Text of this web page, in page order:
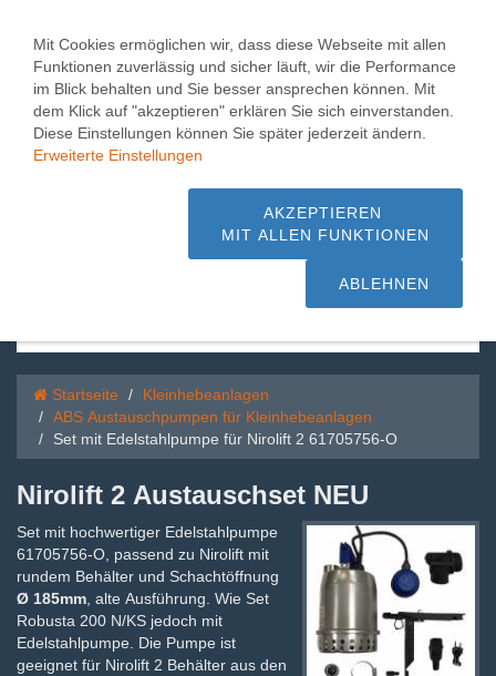
Set mit Edelstahlpumpe
für Nirolift 2 61705756-O
Beratung + Service - schnelle Lieferung
Startseite
Kleinhebeanlagen
ABS Austauschpumpen für Kleinhebeanlagen
Set mit Edelstahlpumpe für Nirolift 2 61705756-O
Nirolift 2 Austauschset NEU
Set mit hochwertiger Edelstahlpumpe
61705756-O, passend zu Nirolift mit
rundem Behälter und Schachtöffnung
Ø 185mm , alte Ausführung. Wie Set
Robusta 200 N/KS jedoch mit
Edelstahlpumpe. Die Pumpe ist
geeignet für Nirolift 2 Behälter aus den
Mit Cookies ermöglichen wir, dass diese Webseite mit allen
Funktionen zuverlässig und sicher läuft, wir die Performance
im Blick behalten und Sie besser ansprechen können. Mit
dem Klick auf "akzeptieren" erklären Sie sich einverstanden.
Diese Einstellungen können Sie später jederzeit ändern.
Erweiterte Einstellungen
AKZEPTIEREN
MIT ALLEN FUNKTIONEN
ABLEHNEN